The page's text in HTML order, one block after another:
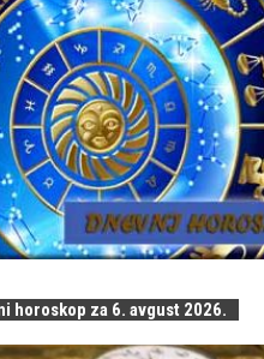
horoskop za 6. avgust 2026.